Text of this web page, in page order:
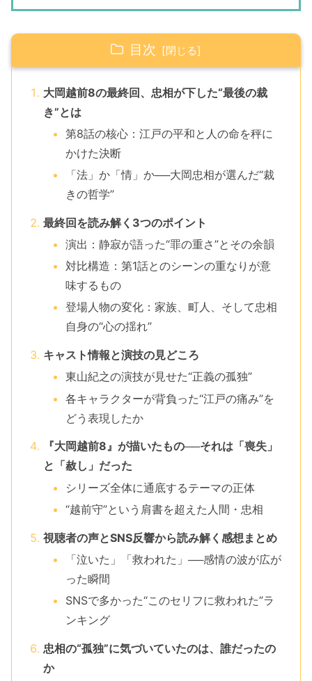
目次
大岡越前8の最終回、忠相が下した“最後の裁
き”とは
第8話の核心：江戸の平和と人の命を秤に
かけた決断
「法」か「情」か──大岡忠相が選んだ“裁
きの哲学”
最終回を読み解く3つのポイント
演出：静寂が語った“罪の重さ”とその余韻
対比構造：第1話とのシーンの重なりが意
味するもの
登場人物の変化：家族、町人、そして忠相
自身の“心の揺れ”
キャスト情報と演技の見どころ
東山紀之の演技が見せた“正義の孤独”
各キャラクターが背負った“江戸の痛み”を
どう表現したか
『大岡越前8』が描いたもの──それは「喪失」
と「赦し」だった
シリーズ全体に通底するテーマの正体
“越前守”という肩書を超えた人間・忠相
視聴者の声とSNS反響から読み解く感想まとめ
「泣いた」「救われた」──感情の波が広が
った瞬間
SNSで多かった“このセリフに救われた”ラ
ンキング
忠相の“孤独”に気づいていたのは、誰だったの
か